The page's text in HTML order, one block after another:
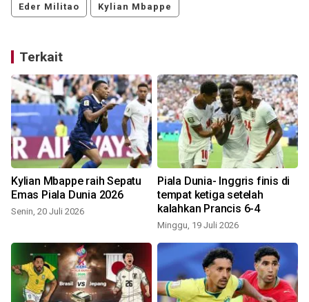
Eder Militao Kylian Mbappe
Terkait
Kylian Mbappe raih Sepatu
Emas Piala Dunia 2026
Senin, 20 Juli 2026
Piala Dunia- Inggris finis di
tempat ketiga setelah
kalahkan Prancis 6-4
Minggu, 19 Juli 2026